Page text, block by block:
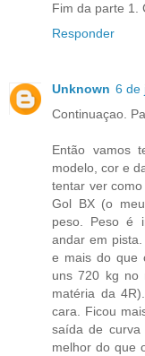
Fim da parte 1.
Responder
Unknown 6 de
Continuaçao.
Então vamos
modelo, cor e
tentar ver
Gol BX (o
peso. Peso é
andar em
e mais do que
uns 720 kg no
matéria da
cara. Ficou
saída de
melhor do que